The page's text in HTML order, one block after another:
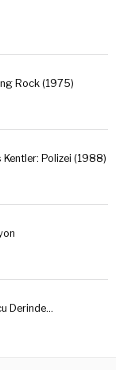
Rock (1975)
Kentler: Polizei (1988)
Derinde…